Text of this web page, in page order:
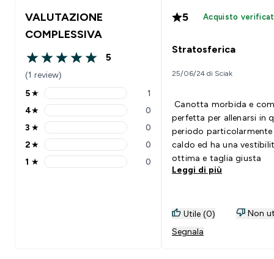
VALUTAZIONE
COMPLESSIVA
5 out of 5 stars
5
(1 review)
5 stars rating 1 reviews
5★ 1
4 stars rating 0 reviews
4★ 0
3 stars rating 0 reviews
3 ★ 0
2 stars rating 0 reviews
2★ 0
1 stars rating 0 reviews
1 ★ 0
5 Acquisto
Stratosferica
25/06/24 di Sciak
Canotta morbida e
perfetta per allenarsi in
periodo particolarmente
caldo ed ha una
ottima e taglia giusta
Leggi di più
Utile (0)
Non
Segnala